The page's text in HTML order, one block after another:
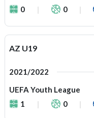
0
0
AZ U19
2021/2022
UEFA Youth League
1
0